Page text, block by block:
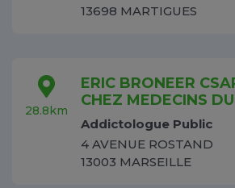
13698 MARTIGUES
28.8km
ERIC BRONEER
CHEZ MEDECINS
Addictologue Public
4 AVENUE ROSTAND
13003 MARSEILLE